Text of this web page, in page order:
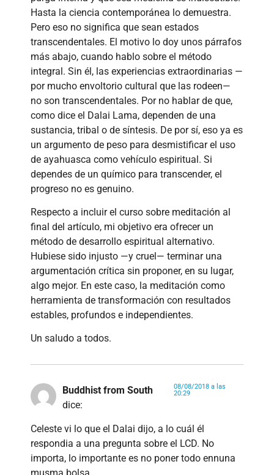
Hasta la ciencia contemporánea lo demuestra.
Pero eso no significa que sean estados
transcendentales. El motivo lo doy unos párrafos
más abajo, cuando hablo sobre el método
integral. Sin él, las experiencias extraordinarias —
por mucho envoltorio cultural que las rodeen—
no son transcendentales. Por no hablar de que,
como dice el Dalai Lama, dependen de una
sustancia, tribal o de síntesis. De por sí, eso ya es
un argumento de peso para desmistificar el uso
de ayahuasca como vehículo espiritual. Si
dependes de un químico para transcender, el
progreso no es genuino.
Respecto a incluir el curso sobre meditación al
final del artículo, mi objetivo era ofrecer un
método de desarrollo espiritual alternativo.
Hubiese sido injusto —y cruel— terminar una
argumentación crítica sin proponer, en su lugar,
algo mejor. En este caso, la meditación como
herramienta de transformación con resultados
estables, profundos e independientes.
Un saludo a todos.
Buddhist from South
dice:
08/08/2018 a las
20:29
Celeste vi lo que el Dalai dijo, a lo cuál él
respondia a una pregunta sobre el LCD. No
importa, lo importante es no poner todo ennuna